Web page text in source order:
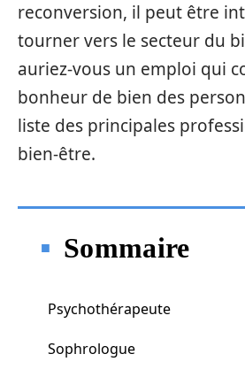
reconversion, il peut être
tourner vers le secteur du
auriez-vous un emploi qui
bonheur de bien des
liste des principales
bien-être.
Sommaire
Psychothérapeute
Sophrologue